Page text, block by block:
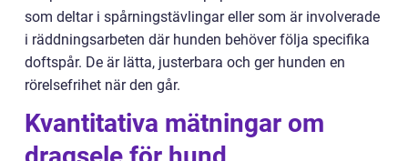
som deltar i spårningstävlingar eller som är involverade
i räddningsarbeten där hunden behöver följa specifika
doftspår. De är lätta, justerbara och ger hunden en
rörelsefrihet när den går.
Kvantitativa mätningar om